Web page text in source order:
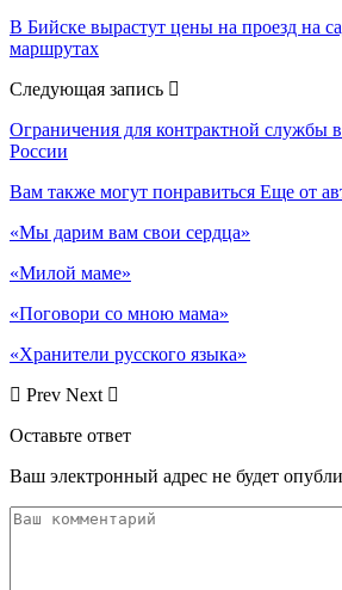
В Бийске вырастут цены на проезд на
маршрутах
Следующая запись
Ограничения для контрактной
России
Вам также могут понравиться Еще от
«Мы дарим вам свои сердца»
«Милой маме»
«Поговори со мною мама»
«Хранители русского языка»
Prev Next
Оставьте ответ
Ваш электронный адрес не будет